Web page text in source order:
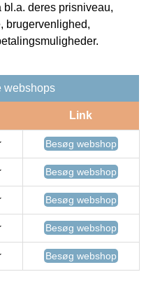
bl.a. deres prisniveau,
brugervenlighed,
webshops
Link
Besøg webshop
Besøg webshop
Besøg webshop
Besøg webshop
Besøg webshop